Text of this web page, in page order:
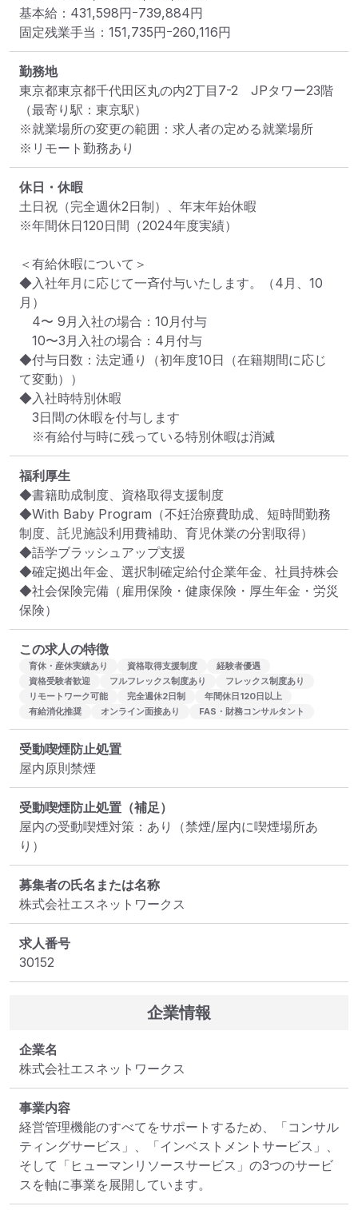
基本給：431,598円ｰ739,884円
固定残業手当：151,735円ｰ260,116円
勤務地
東京都東京都千代田区丸の内2丁目7-2　JPタワー23階
（最寄り駅：東京駅）
※就業場所の変更の範囲：求人者の定める就業場所
※リモート勤務あり
休日・休暇
土日祝（完全週休2日制）、年末年始休暇
※年間休日120日間（2024年度実績）
＜有給休暇について＞
◆入社年月に応じて一斉付与いたします。（4月、10
月）
4〜 9月入社の場合：10月付与
10〜3月入社の場合：4月付与
◆付与日数：法定通り（初年度10日（在籍期間に応じ
て変動））
◆入社時特別休暇
3日間の休暇を付与します
※有給付与時に残っている特別休暇は消滅
福利厚生
◆書籍助成制度、資格取得支援制度
◆With Baby Program（不妊治療費助成、短時間勤務
制度、託児施設利用費補助、育児休業の分割取得）
◆語学ブラッシュアップ支援
◆確定拠出年金、選択制確定給付企業年金、社員持株会
◆社会保険完備（雇用保険・健康保険・厚生年金・労災
保険）
この求人の特徴
育休・産休実績あり 資格取得支援制度
経験者優遇
資格受験者歓迎
フルフレックス制度あり
フレックス制度あり
リモートワーク可能
完全週休2日制
年間休日120日以上
有給消化推奨
オンライン面接あり FAS・財務コンサルタント
受動喫煙防止処置
屋内原則禁煙
受動喫煙防止処置（補足）
屋内の受動喫煙対策：あり（禁煙/屋内に喫煙場所あ
募集者の氏名または名称
株式会社エスネットワークス
求人番号
30152
企業情報
企業名
株式会社エスネットワークス
事業内容
経営管理機能のすべてをサポートするため、「コンサル
ティングサービス」、「インベストメントサービス」、
そして「ヒューマンリソースサービス」の3つのサービ
スを軸に事業を展開しています。